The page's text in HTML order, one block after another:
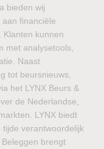
bieden wij
financiële
Klanten kunnen
met analysetools,
Naast
tot beursnieuws,
het LYNX Beurs &
de Nederlandse,
LYNX biedt
verantwoordelijk
brengt